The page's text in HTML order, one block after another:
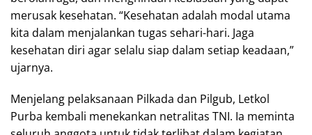
merusak kesehatan. “Kesehatan adalah modal utama
kita dalam menjalankan tugas sehari-hari. Jaga
kesehatan diri agar selalu siap dalam setiap keadaan,”
ujarnya.
Menjelang pelaksanaan Pilkada dan Pilgub, Letkol
Purba kembali menekankan netralitas TNI. Ia meminta